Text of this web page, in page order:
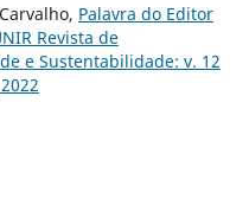
Palavra do Editor
Revista de
e Sustentabilidade: v. 12